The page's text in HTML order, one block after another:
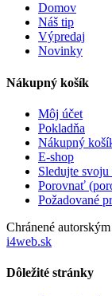
Domov
Náš tip
Výpredaj
Novinky
Nákupný košík
Môj účet
Pokladňa
Nákupný
E-shop
Sledujte
Porovnať
Požadované
Chránené
i4web.sk
Dôležité stránky